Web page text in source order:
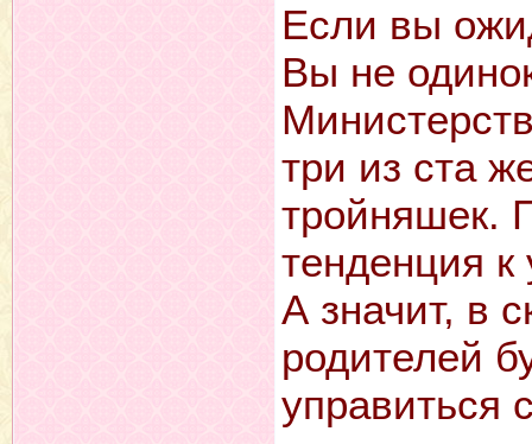
Если вы
Вы не
три из ста
тройняшек.
тенденция к
А значит, в
родителей
управиться